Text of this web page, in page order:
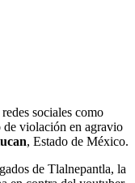
sociales como
violación en agravio
, Estado de México.
de Tlalnepantla, la